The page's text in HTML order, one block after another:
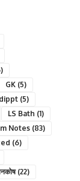
GK (5)
(5)
LS Bath (1)
Notes (83)
(6)
(22)